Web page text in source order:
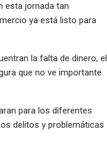
esta jornada tan
ya está listo para
la falta de dinero, el
que no ve importante
para los diferentes
delitos y problemáticas